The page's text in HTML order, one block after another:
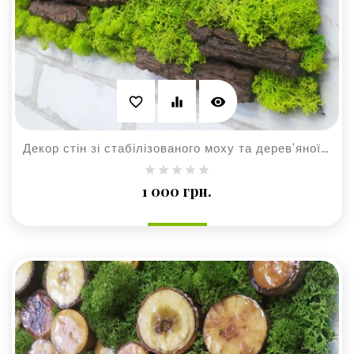
favorite_border equalizer visibility
Декор стін зі стабілізованого моху та дерев'яної кори
1 000 грн.